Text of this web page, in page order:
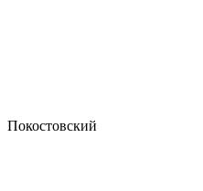
Покостовский